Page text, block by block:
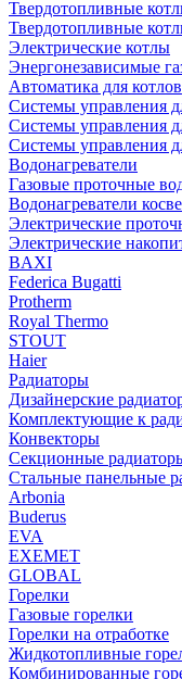
Твердотопливные
Твердотопливные
Электрические котлы
Энергонезависимые
Автоматика для котлов
Системы управления
Системы управления
Системы управления
Водонагреватели
Газовые проточные
Водонагреватели
Электрические
Электрические
BAXI
Federica Bugatti
Protherm
Royal Thermo
STOUT
Haier
Радиаторы
Дизайнерские
Комплектующие к
Конвекторы
Секционные
Стальные панельные
Arbonia
Buderus
EVA
EXEMET
GLOBAL
Горелки
Газовые горелки
Горелки на отработке
Жидкотопливные
Комбинированные